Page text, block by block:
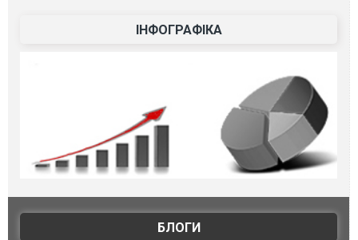
ІНФОГРАФІКА
БЛОГИ